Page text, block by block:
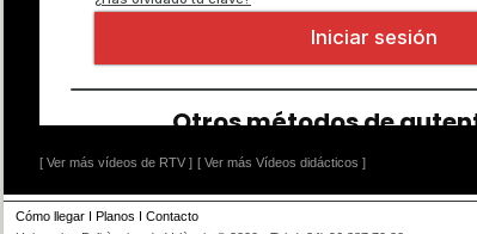
[ Ver más vídeos de RTV ] [ Ver más Vídeos didácticos ]
Cómo llegar I Planos I Contacto